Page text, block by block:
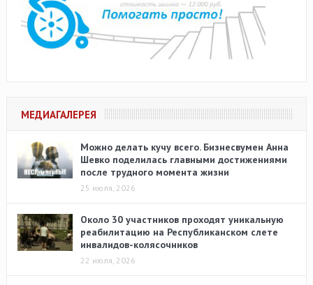
МЕДИАГАЛЕРЕЯ
Можно делать кучу всего. Бизнесвумен Анна
Шевко поделилась главными достижениями
после трудного момента жизни
25 июля, 2026
Около 30 участников проходят уникальную
реабилитацию на Республиканском слете
инвалидов-колясочников
22 июля, 2026